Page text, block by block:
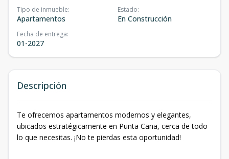
Tipo de inmueble:
Apartamentos
Estado:
En Construcción
Fecha de entrega:
01-2027
Descripción
Te ofrecemos apartamentos modernos y elegantes,
ubicados estratégicamente en Punta Cana, cerca de todo
lo que necesitas. ¡No te pierdas esta oportunidad!